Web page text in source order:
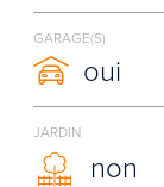
GARAGE(S)
oui
JARDIN
non